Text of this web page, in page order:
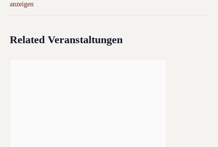
anzeigen
Related Veranstaltungen